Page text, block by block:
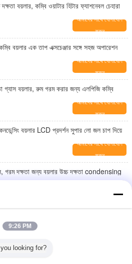
বয়লার, কম্বি ওয়াটার হিটার ফ্যাশনেবল চেহারা
আমাদের সাথে যোগাযোগ
করুন
বয়লার এক তাপ এক্সচেঞ্জার সঙ্গে সহজ অপারেশন
আমাদের সাথে যোগাযোগ
করুন
গ্যাস বয়লার, রুম গরম করার জন্য এলপিজি কম্বি
আমাদের সাথে যোগাযোগ
করুন
বয়লার LCD প্রদর্শন সুপার লো জল চাপ দিয়ে
আমাদের সাথে যোগাযোগ
করুন
গরম দক্ষতা জন্য বয়লার উচ্চ দক্ষতা condensing
বহিস্কার condensing বয়লার, গ্যাস ওয়াটার হিটার
9:26 PM
looking for?